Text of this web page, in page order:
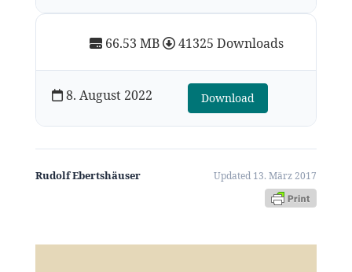
66.53 MB 41325 Downloads
8. August 2022 Download
Rudolf Ebertshäuser Updated 13. März 2017